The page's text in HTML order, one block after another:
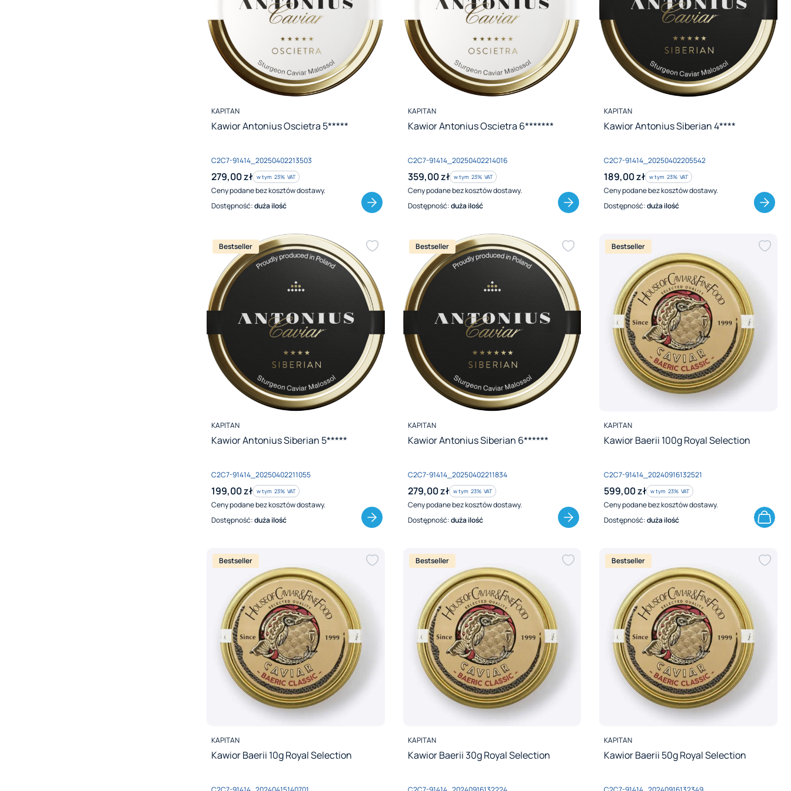
PRODUCENT
KAPITAN
Kawior Antonius Oscietra 5*****
Kod produktu
C2C7-91414_20250402213503
Cena brutto
279,00 zł w tym %s VAT
w tym 23% VAT
Ceny podane bez kosztów dostawy.
Dostępność:duża ilość
PRODUCENT
KAPITAN
Kawior Antonius Oscietra 6*******
Kod produktu
C2C7-91414_20250402214016
Cena brutto
359,00 zł w tym %s VAT
w tym 23% VAT
Ceny podane bez kosztów dostawy.
Dostępność:duża ilość
PRODUCENT
KAPITAN
Kawior Antonius Siberian 4****
Kod produktu
C2C7-91414_20250402205542
Cena brutto
189,00 zł w tym %s VAT
w tym 23% VAT
Ceny podane bez kosztów dostawy.
Dostępność:duża ilość
Bestseller
PRODUCENT
KAPITAN
Kawior Antonius Siberian 5*****
Kod produktu
C2C7-91414_20250402211055
Cena brutto
199,00 zł w tym %s VAT
w tym 23% VAT
Ceny podane bez kosztów dostawy.
Dostępność:duża ilość
Bestseller
PRODUCENT
KAPITAN
Kawior Antonius Siberian 6******
Kod produktu
C2C7-91414_20250402211834
Cena brutto
279,00 zł w tym %s VAT
w tym 23% VAT
Ceny podane bez kosztów dostawy.
Dostępność:duża ilość
Bestseller
PRODUCENT
KAPITAN
Kawior Baerii 100g Royal Selection
Kod produktu
C2C7-91414_20240916132521
Cena brutto
599,00 zł w tym %s VAT
w tym 23% VAT
Ceny podane bez kosztów dostawy.
Dostępność:duża ilość
Bestseller
PRODUCENT
KAPITAN
Kawior Baerii 10g Royal Selection
Kod produktu
Bestseller
PRODUCENT
KAPITAN
Kawior Baerii 30g Royal Selection
Kod produktu
Bestseller
PRODUCENT
KAPITAN
Kawior Baerii 50g Royal Selection
Kod produktu